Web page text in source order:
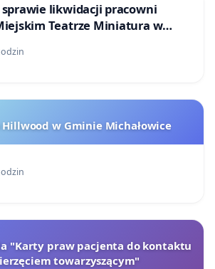
likwidacji pracowni
Teatrze Miniatura w
w Gminie Michałowice
"Karty praw pacjenta do kontaktu
towarzyszącym"